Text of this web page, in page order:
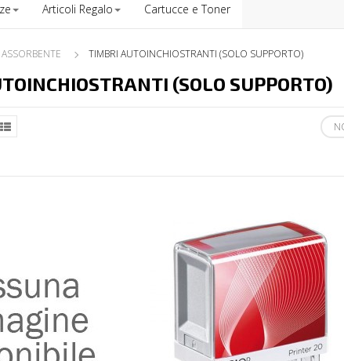
Articoli Regalo Cartucce e Toner
TIMBRI AUTOINCHIOSTRANTI (SOLO SUPPORTO)
(SOLO SUPPORTO)